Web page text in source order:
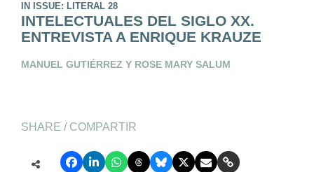
IN ISSUE: LITERAL 28
INTELECTUALES DEL SIGLO XX.
ENTREVISTA A ENRIQUE KRAUZE
MANUEL GUTIÉRREZ Y ROSE MARY SALUM
SHARE / COMPARTIR